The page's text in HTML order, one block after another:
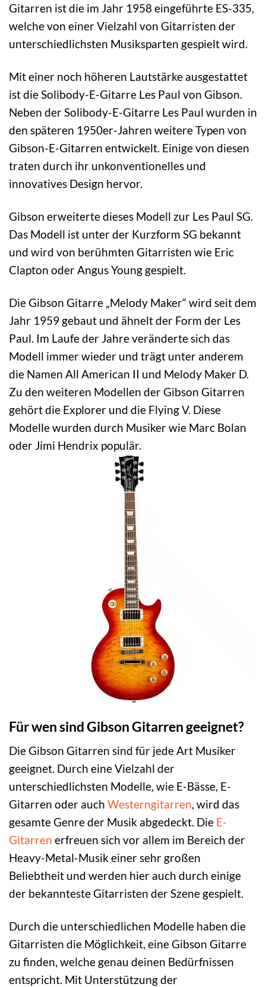
Gitarren ist die im Jahr 1958 eingeführte ES-335,
welche von einer Vielzahl von Gitarristen der
unterschiedlichsten Musiksparten gespielt wird.
Mit einer noch höheren Lautstärke ausgestattet
ist die Solibody-E-Gitarre Les Paul von Gibson.
Neben der Solibody-E-Gitarre Les Paul wurden in
den späteren 1950er-Jahren weitere Typen von
Gibson-E-Gitarren entwickelt. Einige von diesen
traten durch ihr unkonventionelles und
innovatives Design hervor.
Gibson erweiterte dieses Modell zur Les Paul SG.
Das Modell ist unter der Kurzform SG bekannt
und wird von berühmten Gitarristen wie Eric
Clapton oder Angus Young gespielt.
Die Gibson Gitarre „Melody Maker“ wird seit dem
Jahr 1959 gebaut und ähnelt der Form der Les
Paul. Im Laufe der Jahre veränderte sich das
Modell immer wieder und trägt unter anderem
die Namen All American II und Melody Maker D.
Zu den weiteren Modellen der Gibson Gitarren
gehört die Explorer und die Flying V. Diese
Modelle wurden durch Musiker wie Marc Bolan
oder Jimi Hendrix populär.
Für wen sind Gibson Gitarren geeignet?
Die Gibson Gitarren sind für jede Art Musiker
geeignet. Durch eine Vielzahl der
unterschiedlichsten Modelle, wie E-Bässe, E-
Gitarren oder auch Westerngitarren, wird das
gesamte Genre der Musik abgedeckt. Die E-
Gitarren erfreuen sich vor allem im Bereich der
Heavy-Metal-Musik einer sehr großen
Beliebtheit und werden hier auch durch einige
der bekannteste Gitarristen der Szene gespielt.
Durch die unterschiedlichen Modelle haben die
Gitarristen die Möglichkeit, eine Gibson Gitarre
zu finden, welche genau deinen Bedürfnissen
entspricht. Mit Unterstützung der